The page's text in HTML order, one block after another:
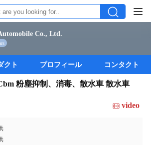
Co., Ltd.
クト プロフィール コンタクト
粉塵抑制、消毒、散水車 散水車
video